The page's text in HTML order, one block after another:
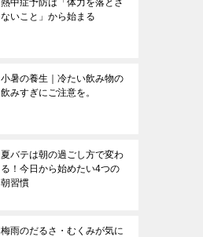
熱中症予防は「体力を落とさ
ないこと」から始まる
小暑の養生｜冷たい飲み物の
飲みすぎにご注意を。
夏バテは朝の過ごし方で変わ
る！今日から始めたい4つの
朝習慣
梅雨のだるさ・むくみが気に